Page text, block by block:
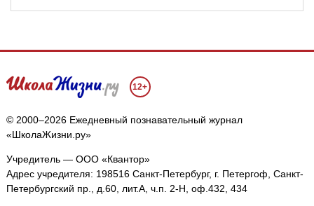
12+
© 2000–2026 Ежедневный познавательный журнал
«ШколаЖизни.ру»
Учредитель — ООО «Квантор»
Адрес учредителя: 198516 Санкт-Петербург, г. Петергоф, Санкт-
Петербургский пр., д.60, лит.А, ч.п. 2-Н, оф.432, 434